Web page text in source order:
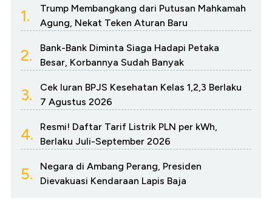
1.
Trump Membangkang dari Putusan Mahkamah
Agung, Nekat Teken Aturan Baru
2.
Bank-Bank Diminta Siaga Hadapi Petaka
Besar, Korbannya Sudah Banyak
3.
Cek Iuran BPJS Kesehatan Kelas 1,2,3 Berlaku
7 Agustus 2026
4.
Resmi! Daftar Tarif Listrik PLN per kWh,
Berlaku Juli-September 2026
5.
Negara di Ambang Perang, Presiden
Dievakuasi Kendaraan Lapis Baja